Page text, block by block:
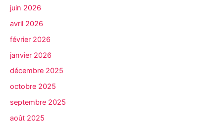
juin 2026
avril 2026
février 2026
janvier 2026
décembre 2025
octobre 2025
septembre 2025
août 2025